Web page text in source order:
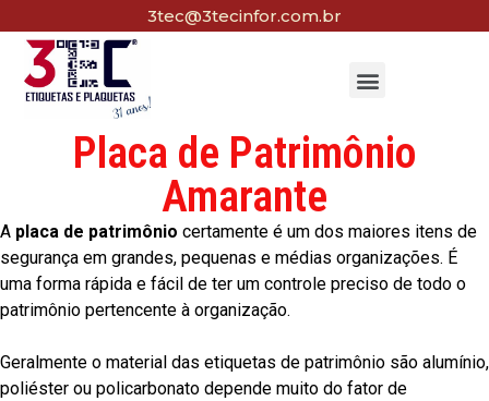
3tec@3tecinfor.com.br
Placa de Patrimônio
Amarante
A placa de patrimônio certamente é um dos maiores itens de
segurança em grandes, pequenas e médias organizações. É
uma forma rápida e fácil de ter um controle preciso de todo o
patrimônio pertencente à organização.
Geralmente o material das etiquetas de patrimônio são alumínio,
poliéster ou policarbonato depende muito do fator de